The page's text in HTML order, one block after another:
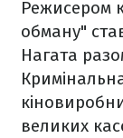
Режисером
обману"
Нагата
великих